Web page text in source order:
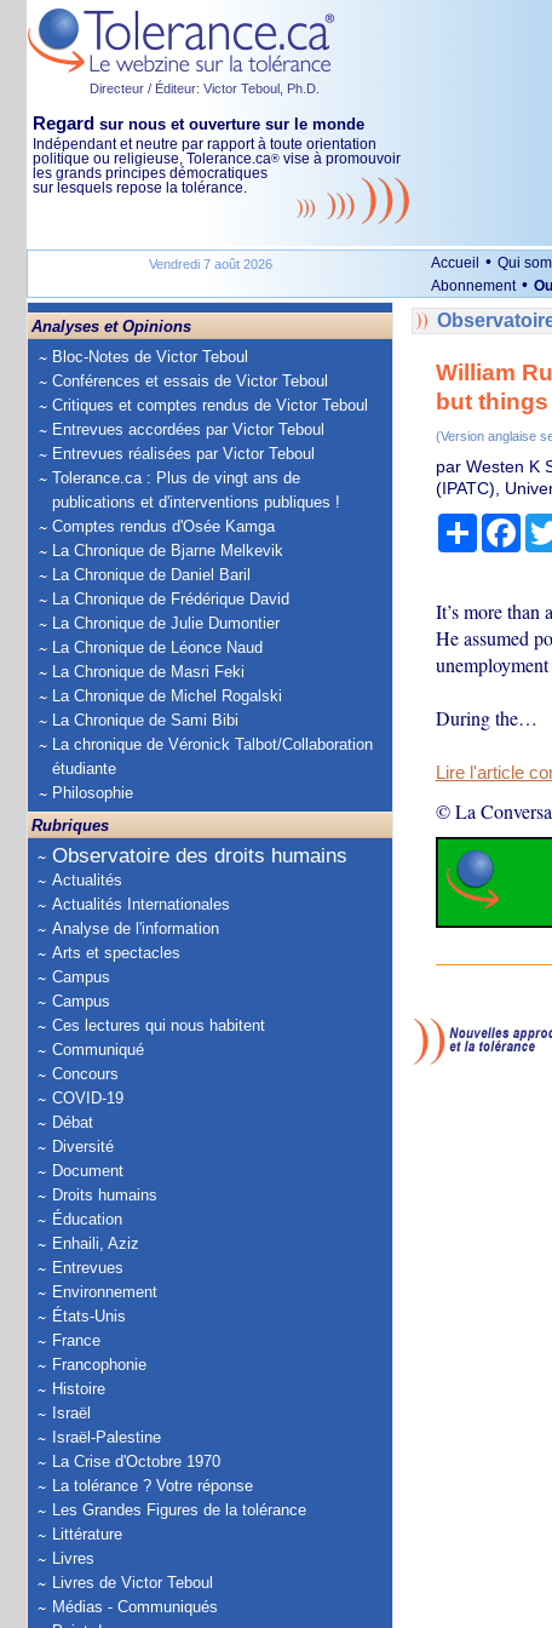
Directeur / Éditeur: Victor Teboul, Ph.D.
Regard sur nous et ouverture sur le monde
Indépendant et neutre par rapport à toute orientation
politique ou religieuse, Tolerance.ca® vise à promouvoir
les grands principes démocratiques
sur lesquels repose la tolérance.
Vendredi 7 août 2026 Accueil • Qui
Abonnement •
Analyses et Opinions
Bloc-Notes de Victor Teboul
Conférences et essais de Victor Teboul
Critiques et comptes rendus de Victor Teboul
Entrevues accordées par Victor Teboul
Entrevues réalisées par Victor Teboul
Tolerance.ca : Plus de vingt ans de
publications et d'interventions publiques !
Comptes rendus d'Osée Kamga
La Chronique de Bjarne Melkevik
La Chronique de Daniel Baril
La Chronique de Frédérique David
La Chronique de Julie Dumontier
La Chronique de Léonce Naud
La Chronique de Masri Feki
La Chronique de Michel Rogalski
La Chronique de Sami Bibi
La chronique de Véronick Talbot/Collaboration
étudiante
Philosophie
Rubriques
Observatoire des droits humains
Actualités
Actualités Internationales
Analyse de l'information
Arts et spectacles
Campus
Campus
Ces lectures qui nous habitent
Communiqué
Concours
COVID-19
Débat
Diversité
Document
Droits humains
Éducation
Enhaili, Aziz
Entrevues
Environnement
États-Unis
France
Francophonie
Histoire
Israël
Israël-Palestine
La Crise d'Octobre 1970
La tolérance ? Votre réponse
Les Grandes Figures de la tolérance
Littérature
Livres
Livres de Victor Teboul
Médias - Communiqués
William
but
(Version anglaise
par Westen K
(IPATC),
Partager
It’s more than
He assumed
During the…
Lire l'article
© La